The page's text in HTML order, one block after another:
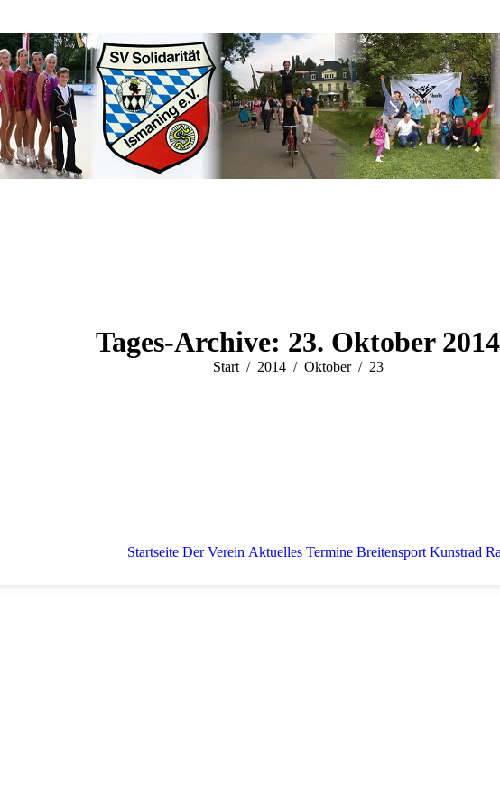
Tages-Archive: 23. Oktober 2014
Sie befinden sich hier:
Start 2014 Oktober 23
Startseite Der Verein Aktuelles Termine Breitensport Kunstrad